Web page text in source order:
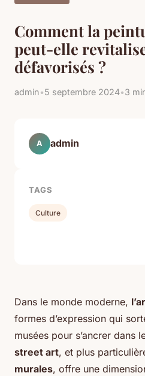
Comment la
peut-elle
défavorisés ?
admin•5 septembre 2024•3
Dans le monde moderne,
formes d’expression qui
musées pour s’ancrer dans
street art, et plus
murales, offre une
A admin
TAGS
Culture